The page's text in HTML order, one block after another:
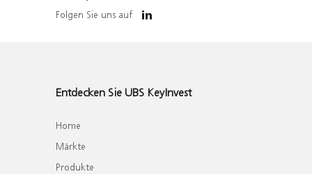
Folgen Sie uns auf
Entdecken Sie UBS KeyInvest
Home
Märkte
Produkte